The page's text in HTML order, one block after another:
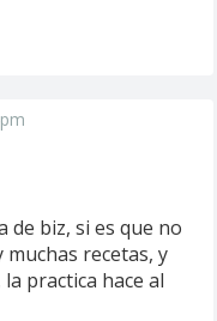
de biz, si es que no
muchas recetas, y
practica hace al